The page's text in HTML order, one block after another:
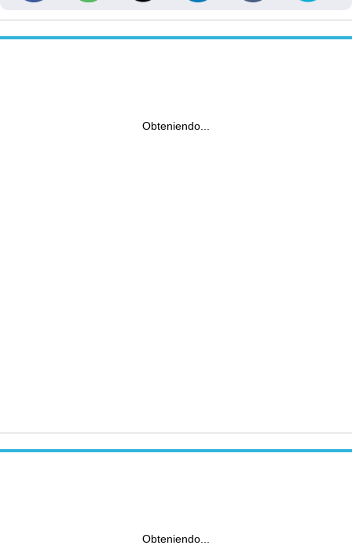
Obteniendo...
Obteniendo...